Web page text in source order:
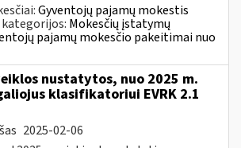
Gyventojų pajamų mokestis
Mokesčių įstatymų
pajamų mokesčio pakeitimai nuo
nustatytos, nuo 2025 m.
klasifikatoriui EVRK 2.1
2025-02-06